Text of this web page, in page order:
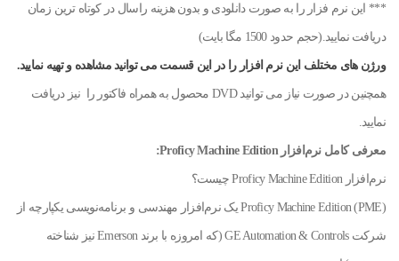
*** این نرم فزار را به صورت دانلودی و بدون هزینه راسال در کوتاه ترین زمان
دریافت نمایید.(حجم حدود 1500 مگا بایت)
ورژن های مختلف این نرم افزار را در این قسمت می توانید مشاهده و تهیه نمایید.
همچنین در صورت نیاز می توانید DVD محصول به همراه فاکتور را نیز دریافت
نمایید.
معرفی کامل نرم‌افزار Proficy Machine Edition:
نرم‌افزار Proficy Machine Edition چیست؟
Proficy Machine Edition (PME) یک نرم‌افزار مهندسی و برنامه‌نویسی یکپارچه از
شرکت GE Automation & Controls (که امروزه با برند Emerson نیز شناخته